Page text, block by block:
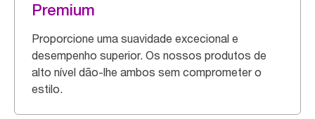
Premium
Proporcione uma suavidade excecional e
desempenho superior. Os nossos produtos de
alto nível dão-lhe ambos sem comprometer o
estilo.